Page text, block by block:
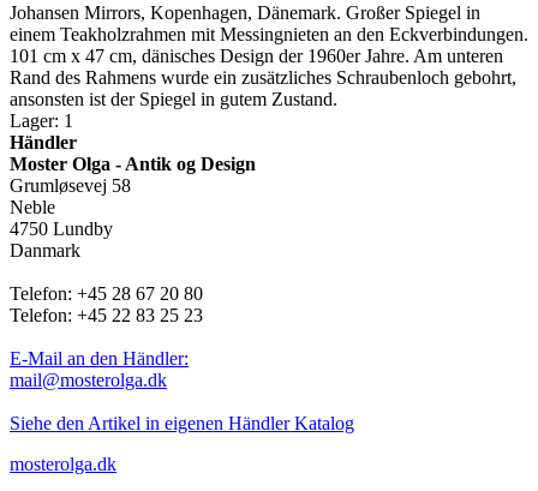
Johansen Mirrors, Kopenhagen, Dänemark. Großer Spiegel in
einem Teakholzrahmen mit Messingnieten an den Eckverbindungen.
101 cm x 47 cm, dänisches Design der 1960er Jahre. Am unteren
Rand des Rahmens wurde ein zusätzliches Schraubenloch gebohrt,
ansonsten ist der Spiegel in gutem Zustand.
Lager: 1
Händler
Moster Olga - Antik og Design
Grumløsevej 58
Neble
4750 Lundby
Danmark
Telefon: +45 28 67 20 80
Telefon: +45 22 83 25 23
E-Mail an den Händler:
mail@mosterolga.dk
Siehe den Artikel in eigenen Händler Katalog
mosterolga.dk